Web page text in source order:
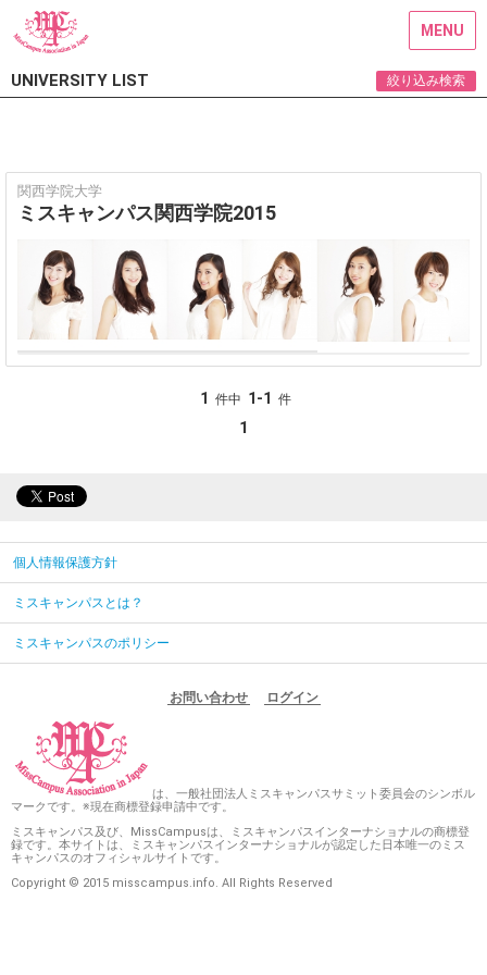
MENU
UNIVERSITY LIST 絞り込み検索
関西学院大学
ミスキャンパス関西学院2015
1 件中 1-1 件
1
個人情報保護方針
ミスキャンパスとは？
ミスキャンパスのポリシー
お問い合わせ ログイン
は、一般社団法人ミスキャンパスサミット委員会のシンボル
マークです。※現在商標登録申請中です。
ミスキャンパス及び、MissCampusは、ミスキャンパスインターナショナルの商標登
録です。本サイトは、ミスキャンパスインターナショナルが認定した日本唯一のミス
キャンパスのオフィシャルサイトです。
Copyright © 2015 misscampus.info. All Rights Reserved